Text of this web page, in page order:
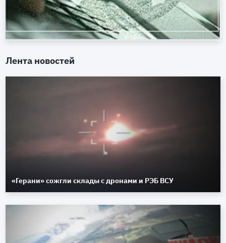
Лента новостей
«Герани» сожгли склады с дронами и РЭБ ВСУ